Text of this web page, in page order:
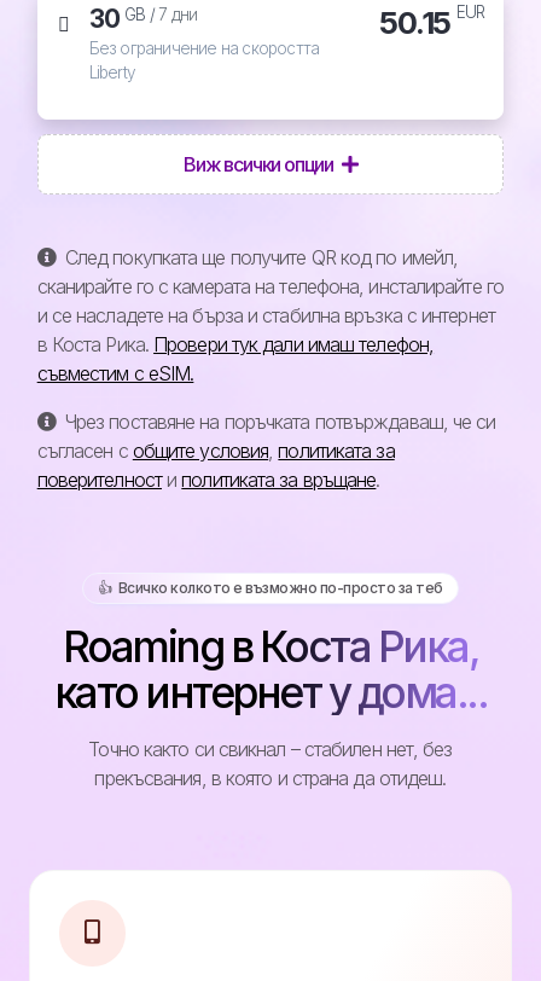
30 GB /7 дни
Без ограничение на скоростта
Liberty
50.15 EUR
Виж всички опции
След покупката ще получите QR код по имейл,
сканирайте го с камерата на телефона, инсталирайте го
и се насладете на бърза и стабилна връзка с интернет
в Коста Рика. Провери тук дали имаш телефон,
съвместим с eSIM.
Чрез поставяне на поръчката потвърждаваш, че си
съгласен с общите условия ,политиката за
поверителностиполитиката за връщане.
👍️ Всичко колкото е възможно по-просто за теб
Roaming в Коста Рика,
като интернет у дома...
Точно както си свикнал – стабилен нет, без
прекъсвания, в която и страна да отидеш.